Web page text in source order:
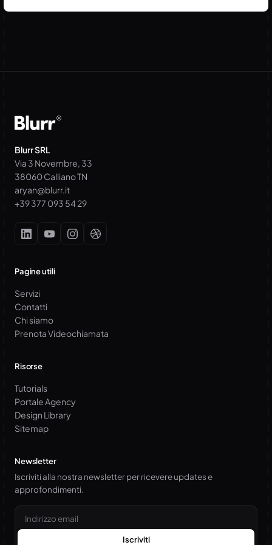
Blurr SRL
Via 3 Novembre, 33
38060 Calliano TN
aryan@blurr.it
+39 377 093 54 29
Pagine utili
Servizi
Contatti
Chi siamo
Prenota Videochiamata
Risorse
Tutorials
Portale Agency
Design Library
Sitemap
Newsletter
Iscriviti alla nostra newsletter per ricevere updates e
approfondimenti.
Email
Iscriviti